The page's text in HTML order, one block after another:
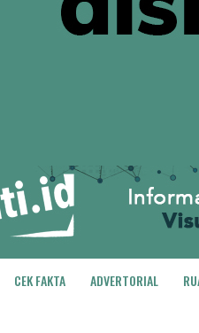
CEK FAKTA ADVERTORIAL